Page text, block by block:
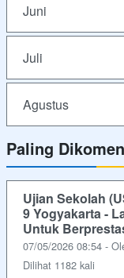
Juni
Juli
Agustus
Paling
Ujian Sekolah
9 Yogyakarta -
Untuk
07/05/2026 08:54 -
Dilihat 1182 kali